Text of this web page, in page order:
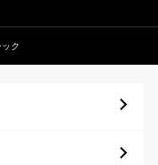
ック